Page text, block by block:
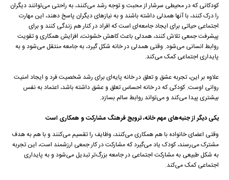
کودکانی که در محیطی سرشار از محبت و توجه رشد می‌کنند، به راحتی می‌توانند دیگران
را درک کنند، با آنها همدلی داشته باشند و به نیازهای دیگران پاسخ دهند، این مهارت
اجتماعی حیاتی برای ایجاد جامعه‌ای است که افراد در کنار هم زندگی کنند و برای
پیشرفت جمعی تلاش کنند، همدلی باعث کاهش خشونت، افزایش همکاری و تقویت
روابط انسانی می‌شود. وقتی همدلی در خانه شکل گیرد، به جامعه منتقل می‌شود و به
پایداری اجتماعی کمک می‌کند.
علاوه بر این، تجربه عشق و تعلق در خانه پایه‌ای برای رشد شخصیت فرد و ایجاد امنیت
روانی اوست. کودکی که در خانه احساس تعلق و عشق داشته باشد، اعتماد به نفس
بیشتری پیدا می‌کند و می‌تواند روابط سالم بسازد.
یکی دیگر از جنبه‌های مهم خانه، ترویج فرهنگ مشارکت و همکاری است
وقتی اعضای خانواده با هم همکاری می‌کنند، وظایف را تقسیم می‌کنند و با هم به هدف
مشترک می‌رسند، کودک یاد می‌گیرد که مشارکت در کار جمعی ارزشمند است، این تجربه
به شکل طبیعی به مشارکت اجتماعی در جامعه بزرگ‌تر تبدیل می‌شود و به پایداری
اجتماعی کمک می‌کند.